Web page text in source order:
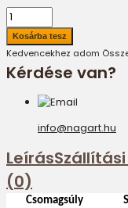
Kedvencekhez adom
Kérdése van?
info@nagart.hu
Leírás
(0)
Csomagsúly